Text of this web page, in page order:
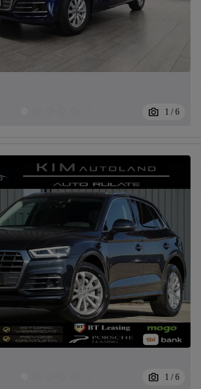
Eligibil pentru
1 / 6
1 / 6